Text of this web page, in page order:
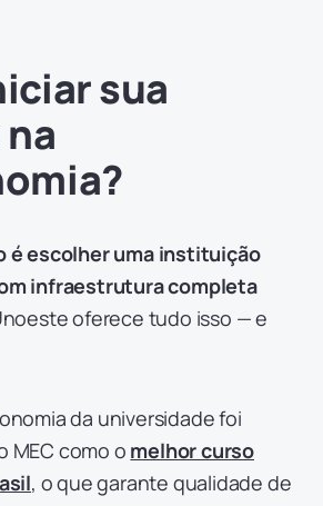
sua
é escolher uma instituição
infraestrutura completa
oferece tudo isso — e
da universidade foi
MEC como o melhor curso
, o que garante qualidade de